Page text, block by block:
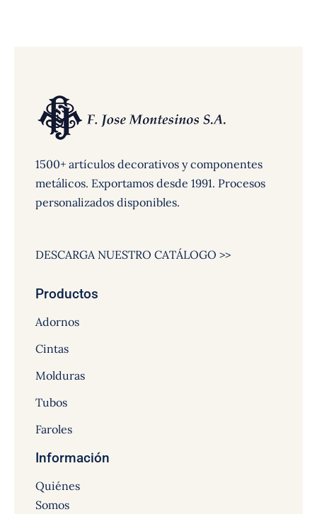
1500+ artículos decorativos y componentes
metálicos. Exportamos desde 1991. Procesos
personalizados disponibles.
DESCARGA NUESTRO CATÁLOGO >>
Productos
Adornos
Cintas
Molduras
Tubos
Faroles
Información
Quiénes
Somos